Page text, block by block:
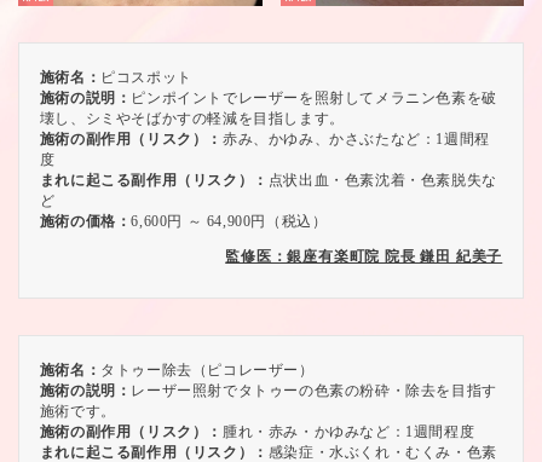
施術名： ピコスポット
施術の説明： ピンポイントでレーザーを照射してメラニン色素を破
壊し、シミやそばかすの軽減を目指します。
施術の副作用（リスク）： 赤み、かゆみ、かさぶたなど：1週間程
度
まれに起こる副作用（リスク）： 点状出血・色素沈着・色素脱失な
ど
施術の価格：6,600円 ～ 64,900円（税込）
監修医：銀座有楽町院 院長 鎌田 紀美子
施術名： タトゥー除去（ピコレーザー）
施術の説明： レーザー照射でタトゥーの色素の粉砕・除去を目指す
施術です。
施術の副作用（リスク）： 腫れ・赤み・かゆみなど：1週間程度
まれに起こる副作用（リスク）： 感染症・水ぶくれ・むくみ・色素